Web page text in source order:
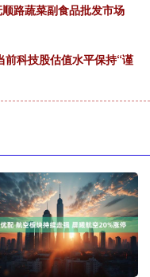
路蔬菜副食品批发市场
前科技股估值水平保持“谨